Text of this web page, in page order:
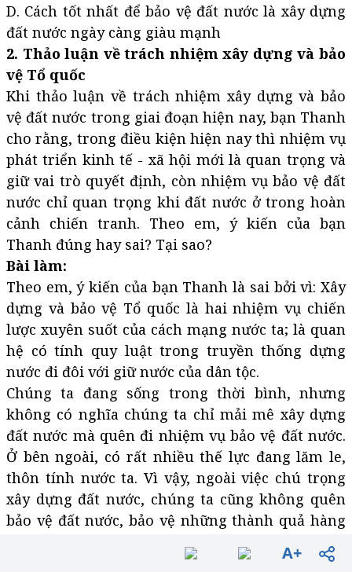
D. Cách tốt nhất để bảo vệ đất nước là xây dựng
đất nước ngày càng giàu mạnh
2. Thảo luận về trách nhiệm xây dựng và bảo
vệ Tổ quốc
Khi thảo luận về trách nhiệm xây dựng và bảo
vệ đất nước trong giai đoạn hiện nay, bạn Thanh
cho rằng, trong điều kiện hiện nay thì nhiệm vụ
phát triển kinh tế - xã hội mới là quan trọng và
giữ vai trò quyết định, còn nhiệm vụ bảo vệ đất
nước chỉ quan trọng khi đất nước ở trong hoàn
cảnh chiến tranh. Theo em, ý kiến của bạn
Thanh đúng hay sai? Tại sao?
Bài làm:
Theo em, ý kiến của bạn Thanh là sai bởi vì: Xây
dựng và bảo vệ Tổ quốc là hai nhiệm vụ chiến
lược xuyên suốt của cách mạng nước ta; là quan
hệ có tính quy luật trong truyền thống dựng
nước đi đôi với giữ nước của dân tộc.
Chúng ta đang sống trong thời bình, nhưng
không có nghĩa chúng ta chỉ mải mê xây dựng
đất nước mà quên đi nhiệm vụ bảo vệ đất nước.
Ở bên ngoài, có rất nhiều thế lực đang lăm le,
thôn tính nước ta. Vì vậy, ngoài việc chú trọng
xây dựng đất nước, chúng ta cũng không quên
bảo vệ đất nước, bảo vệ những thành quả hàng
3. Xác định trách nhiệm xây dựng và bảo vệ
A+